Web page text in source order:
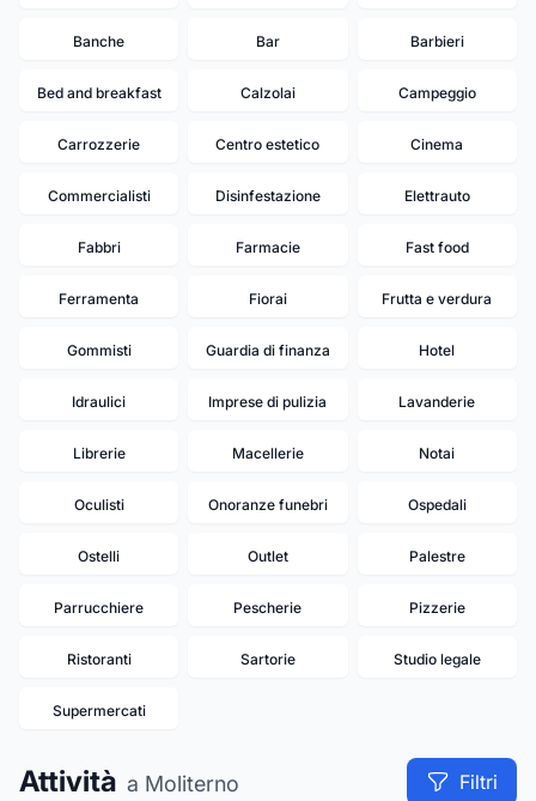
Banche Bar Barbieri
Bed and breakfast Calzolai Campeggio
Carrozzerie Centro estetico Cinema
Commercialisti Disinfestazione Elettrauto
Fabbri Farmacie Fast food
Ferramenta Fiorai Frutta e verdura
Gommisti Guardia di finanza Hotel
Idraulici Imprese di pulizia Lavanderie
Librerie Macellerie Notai
Oculisti Onoranze funebri Ospedali
Ostelli Outlet Palestre
Parrucchiere Pescherie Pizzerie
Ristoranti Sartorie Studio legale
Supermercati
Attività a Moliterno Filtri